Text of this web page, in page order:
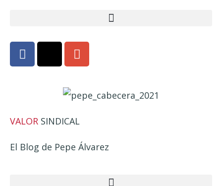
VALOR SINDICAL
El Blog de Pepe Álvarez